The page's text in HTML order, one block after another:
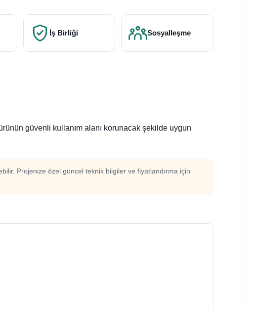
İş Birliği Sosyalleşme
güvenli kullanım alanı korunacak şekilde uygun
Projenize özel güncel teknik bilgiler ve fiyatlandırma için